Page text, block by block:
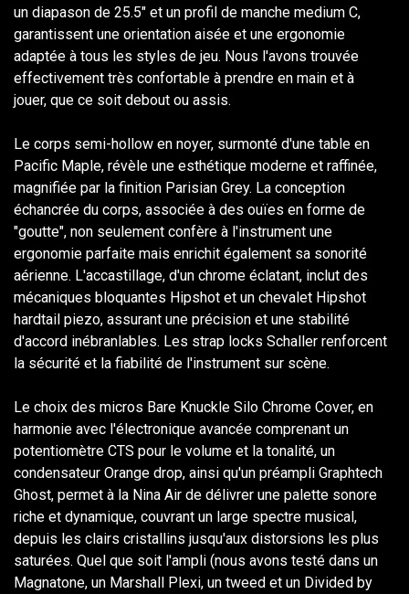
un diapason de 25.5" et un profil de manche medium C,
garantissent une orientation aisée et une ergonomie
adaptée à tous les styles de jeu. Nous l'avons trouvée
effectivement très confortable à prendre en main et à
jouer, que ce soit debout ou assis.
Le corps semi-hollow en noyer, surmonté d'une table en
Pacific Maple, révèle une esthétique moderne et raffinée,
magnifiée par la finition Parisian Grey. La conception
échancrée du corps, associée à des ouïes en forme de
"goutte", non seulement confère à l'instrument une
ergonomie parfaite mais enrichit également sa sonorité
aérienne. L'accastillage, d'un chrome éclatant, inclut des
mécaniques bloquantes Hipshot et un chevalet Hipshot
hardtail piezo, assurant une précision et une stabilité
d'accord inébranlables. Les strap locks Schaller renforcent
la sécurité et la fiabilité de l'instrument sur scène.
Le choix des micros Bare Knuckle Silo Chrome Cover, en
harmonie avec l'électronique avancée comprenant un
potentiomètre CTS pour le volume et la tonalité, un
condensateur Orange drop, ainsi qu'un préampli Graphtech
Ghost, permet à la Nina Air de délivrer une palette sonore
riche et dynamique, couvrant un large spectre musical,
depuis les clairs cristallins jusqu'aux distorsions les plus
saturées. Quel que soit l'ampli (nous avons testé dans un
Magnatone, un Marshall Plexi, un tweed et un Divided by